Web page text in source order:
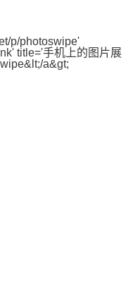
p/photoswipe'
title='手机上的图片展
a&gt;